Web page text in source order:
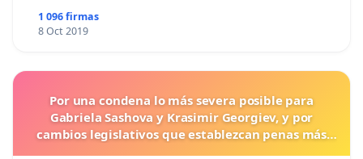
1 096 firmas
8 Oct 2019
Por una condena lo más severa posible para
Gabriela Sashova y Krasimir Georgiev, y por
cambios legislativos que establezcan penas más